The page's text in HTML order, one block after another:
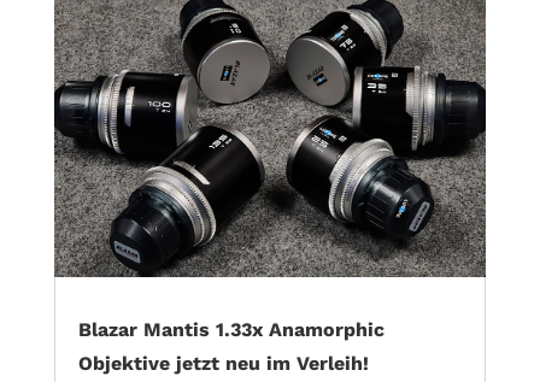
Blazar Mantis 1.33x Anamorphic
Objektive jetzt neu im Verleih!